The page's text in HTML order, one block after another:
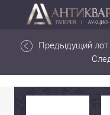
Предыдущий лот